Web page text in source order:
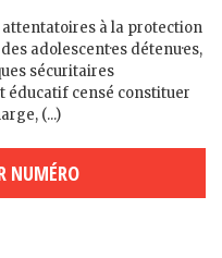
à la protection
adolescent·es détenu·es,
sécuritaires
éducatif censé constituer
(...)
NUMÉRO